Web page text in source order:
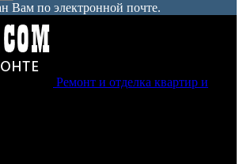
Вам по электронной почте.
Ремонт и отделка квартир и